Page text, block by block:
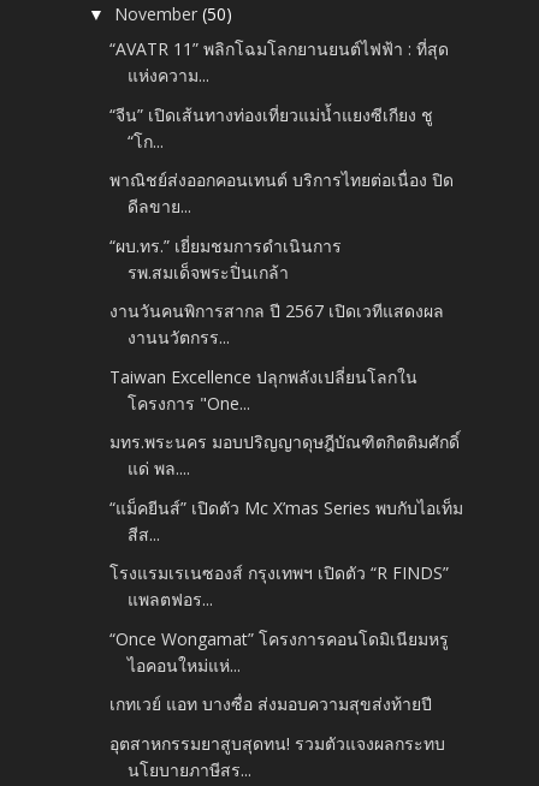
▼ November(50)
“AVATR 11” พลิกโฉมโลกยานยนต์ไฟฟ้า : ที่สุด
แห่งความ...
“จีน” เปิดเส้นทางท่องเที่ยวแม่น้ำแยงซีเกียง ชู
“โก...
พาณิชย์ส่งออกคอนเทนต์ บริการไทยต่อเนื่อง ปิด
ดีลขาย...
“ผบ.ทร.” เยี่ยมชมการดำเนินการ
รพ.สมเด็จพระปิ่นเกล้า
งานวันคนพิการสากล ปี 2567 เปิดเวทีแสดงผล
งานนวัตกรร...
Taiwan Excellence ปลุกพลังเปลี่ยนโลกใน
โครงการ "One...
มทร.พระนคร มอบปริญญาดุษฎีบัณฑิตกิตติมศักดิ์
แด่ พล....
“แม็คยีนส์” เปิดตัว Mc X’mas Series พบกับไอเท็ม
สีส...
โรงแรมเรเนซองส์ กรุงเทพฯ เปิดตัว “R FINDS”
แพลตฟอร...
“Once Wongamat” โครงการคอนโดมิเนียมหรู
ไอคอนใหม่แห่...
เกทเวย์ แอท บางซื่อ ส่งมอบความสุขส่งท้ายปี
อุตสาหกรรมยาสูบสุดทน! รวมตัวแจงผลกระทบ
นโยบายภาษีสร...